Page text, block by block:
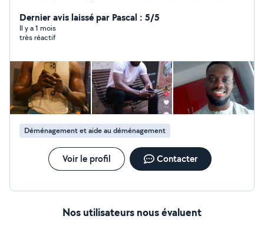
meubles ( IKEA , Conforama etc ) -Nettoyage de
voiture à domicile -Courses ou petits services du
quotidien # Disponible en soirée et les week-ends #
N'hésitez pas à me contacter pour toutes demande, je
réponds rapidement Tarifs raisonnable selon le service À
bientôt
Dernier avis laissé par Pascal : 5/5
Il y a 1 mois
très réactif
Déménagement et aide au déménagement
Voir le profil Contacter
Nos utilisateurs nous évaluent